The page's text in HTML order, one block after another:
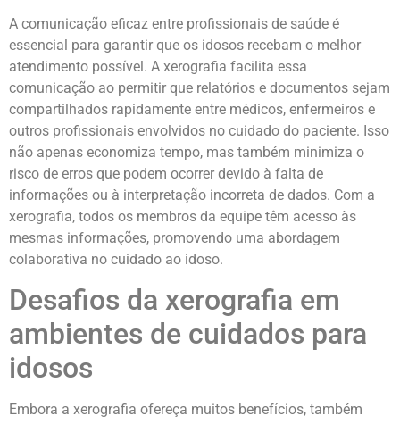
A comunicação eficaz entre profissionais de saúde é
essencial para garantir que os idosos recebam o melhor
atendimento possível. A xerografia facilita essa
comunicação ao permitir que relatórios e documentos sejam
compartilhados rapidamente entre médicos, enfermeiros e
outros profissionais envolvidos no cuidado do paciente. Isso
não apenas economiza tempo, mas também minimiza o
risco de erros que podem ocorrer devido à falta de
informações ou à interpretação incorreta de dados. Com a
xerografia, todos os membros da equipe têm acesso às
mesmas informações, promovendo uma abordagem
colaborativa no cuidado ao idoso.
Desafios da xerografia em
ambientes de cuidados para
idosos
Embora a xerografia ofereça muitos benefícios, também